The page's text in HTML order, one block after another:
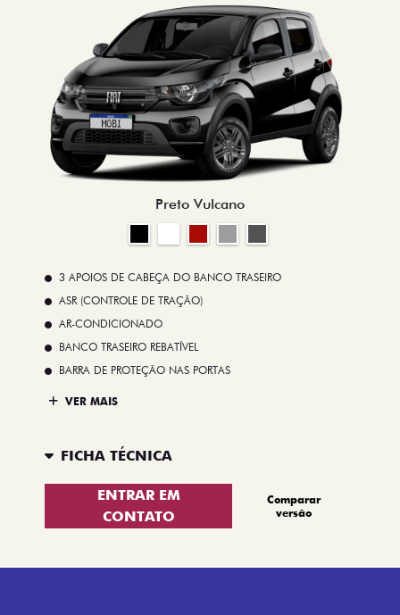
Preto Vulcano
3 APOIOS DE CABEÇA DO BANCO TRASEIRO
ASR (CONTROLE DE TRAÇÃO)
AR-CONDICIONADO
BANCO TRASEIRO REBATÍVEL
BARRA DE PROTEÇÃO NAS PORTAS
VER MAIS
FICHA TÉCNICA
ENTRAR EM
CONTATO
Comparar
versão